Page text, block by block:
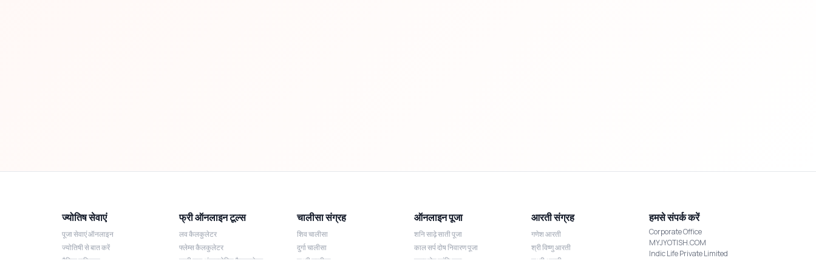
ज्योतिष सेवाएं
पूजा सेवाएं ऑनलाइन
ज्योतिषी से बात करें
दैनिक राशिफल
फ्री ऑनलाइन टूल्स
लव कैलकुलेटर
फ्लेम्स कैलकुलेटर
लकी नाम अंकज्योतिष कैलकुलेटर
चालीसा संग्रह
शिव चालीसा
दुर्गा चालीसा
लक्ष्मी चालीसा
ऑनलाइन पूजा
शनि साढ़े साती पूजा
काल सर्प दोष निवारण पूजा
नज़र दोष शांति पूजा
आरती संग्रह
गणेश आरती
श्री विष्णु आरती
लक्ष्मी आरती
हमसे संपर्क करें
Corporate Office
MYJYOTISH.COM
Indic Life Private Limited